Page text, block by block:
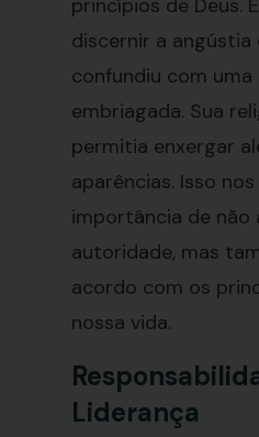
princípios de Deus.
discernir a angústia
confundiu com uma
embriagada. Sua
permitia enxergar
aparências. Isso
importância de não
autoridade, mas
acordo com os
nossa vida.
Liderança